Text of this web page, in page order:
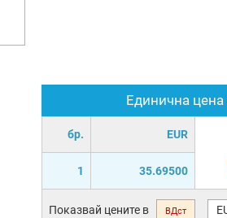
Единична
бр. EUR
1 35.69500
Показвай цените в ВДст